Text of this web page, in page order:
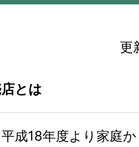
更
とは
成18年度より家庭